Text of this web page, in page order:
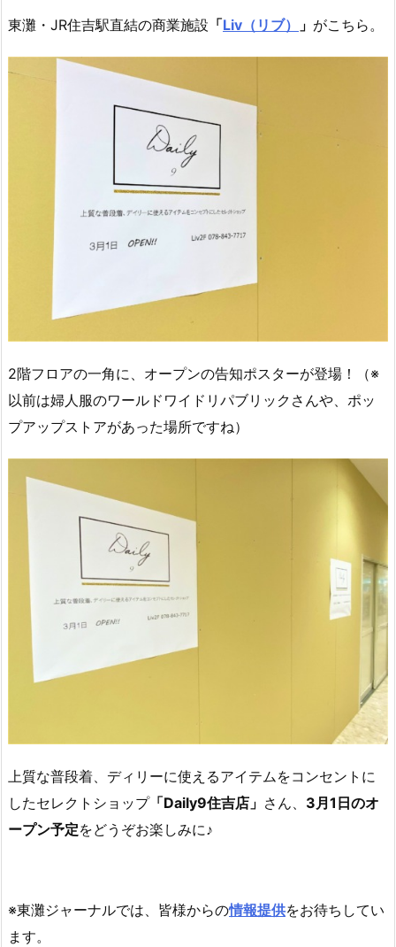
東灘・JR住吉駅直結の商業施設 「Liv（リブ） 」 がこちら。
2階フロアの一角に、オープンの告知ポスターが登場！（※
以前は婦人服のワールドワイドリパブリックさんや、ポッ
プアップストアがあった場所ですね）
上質な普段着、ディリーに使えるアイテムをコンセントに
したセレクトショップ「Daily9住吉店」 さん、 3月1日のオ
ープン予定をどうぞお楽しみに♪
※東灘ジャーナルでは、皆様からの情報提供をお待ちしてい
ます。